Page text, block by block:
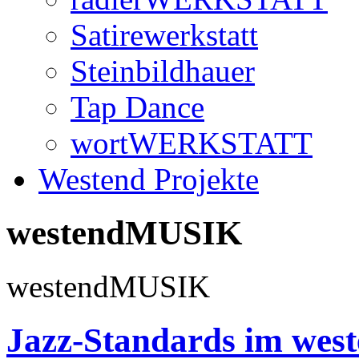
Satirewerkstatt
Steinbildhauer
Tap Dance
wortWERKSTATT
Westend Projekte
westendMUSIK
westendMUSIK
Jazz-Standards im